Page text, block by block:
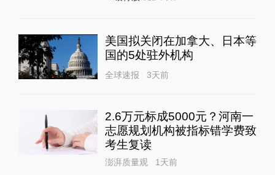
美国拟关闭在加拿大、日本等
国的5处驻外机构
全球速报 3天前
2.6万元标成5000元？河南一
志愿规划机构被指标错学费致
考生复读
澎湃质量观 1天前